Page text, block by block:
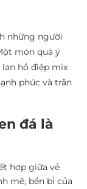
những người
món quà ý
lan hồ điệp mix
phúc và trân
đá là
hợp giữa vẻ
mẽ, bền bỉ của